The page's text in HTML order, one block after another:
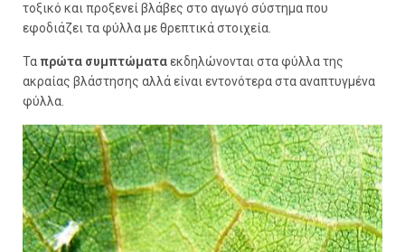
τοξικό και προξενεί βλάβες στο αγωγό σύστημα που
εφοδιάζει τα φύλλα με θρεπτικά στοιχεία.
Ταπρώτα συμπτώματαεκδηλώνονται στα φύλλα της
ακραίας βλάστησης αλλά είναι εντονότερα στα αναπτυγμένα
φύλλα.